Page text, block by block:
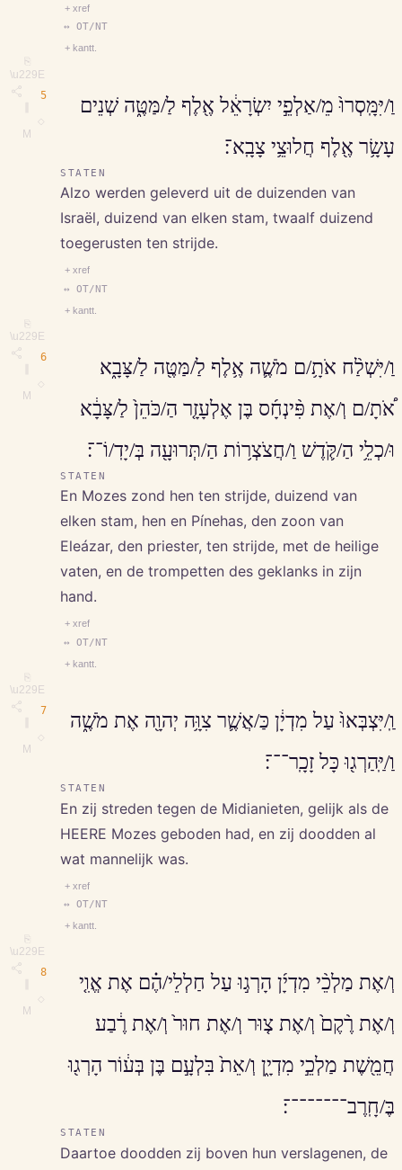
⎘
\u229E
M
+ xref
↔ OT/NT
+ kantt.
5
⎘
\u229E
M
וַ/יִּמָּֽסְרוּ֙ מֵ/אַלְפֵ֣י יִשְׂרָאֵ֔ל אֶ֖לֶף לַ/מַּטֶּ֑ה שְׁנֵים
עָשָׂ֥ר אֶ֖לֶף חֲלוּצֵ֥י צָבָֽא־׃
STATEN
Alzo werden geleverd uit de duizenden van
Israël, duizend van elken stam, twaalf duizend
toegerusten ten strijde.
+ xref
↔ OT/NT
+ kantt.
6
⎘
\u229E
M
וַ/יִּשְׁלַ֨ח אֹתָ֥/ם מֹשֶׁ֛ה אֶ֥לֶף לַ/מַּטֶּ֖ה לַ/צָּבָ֑א
אֹ֠תָ/ם וְ/אֶת פִּ֨ינְחָ֜ס בֶּן אֶלְעָזָ֤ר הַ/כֹּהֵן֙ לַ/צָּבָ֔א
וּ/כְלֵ֥י הַ/קֹּ֛דֶשׁ וַ/חֲצֹצְר֥וֹת הַ/תְּרוּעָ֖ה בְּ/יָדֽ/וֹ־־׃
STATEN
En Mozes zond hen ten strijde, duizend van
elken stam, hen en Pínehas, den zoon van
Eleázar, den priester, ten strijde, met de heilige
vaten, en de trompetten des geklanks in zijn
hand.
+ xref
↔ OT/NT
+ kantt.
7
⎘
\u229E
M
וַֽ/יִּצְבְּאוּ֙ עַל מִדְיָ֔ן כַּ/אֲשֶׁ֛ר צִוָּ֥ה יְהוָ֖ה אֶת מֹשֶׁ֑ה
וַ/יַּֽהַרְג֖וּ כָּל זָכָֽר־־־׃
STATEN
En zij streden tegen de Midianieten, gelijk als de
HEERE Mozes geboden had, en zij doodden al
wat mannelijk was.
+ xref
↔ OT/NT
+ kantt.
8
וְ/אֶת מַלְכֵ֨י מִדְיָ֜ן הָרְג֣וּ עַל חַלְלֵי/הֶ֗ם אֶת אֱוִ֤י
וְ/אֶת רֶ֨קֶם֙ וְ/אֶת צ֤וּר וְ/אֶת חוּר֙ וְ/אֶת רֶ֔בַע
חֲמֵ֖שֶׁת מַלְכֵ֣י מִדְיָ֑ן וְ/אֵת֙ בִּלְעָ֣ם בֶּן בְּע֔וֹר הָרְג֖וּ
בֶּ/חָֽרֶב־־־־־־־־׃
STATEN
Daartoe doodden zij boven hun verslagenen, de